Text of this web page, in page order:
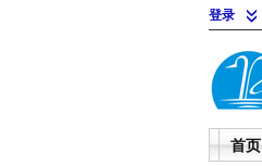
登录
首页